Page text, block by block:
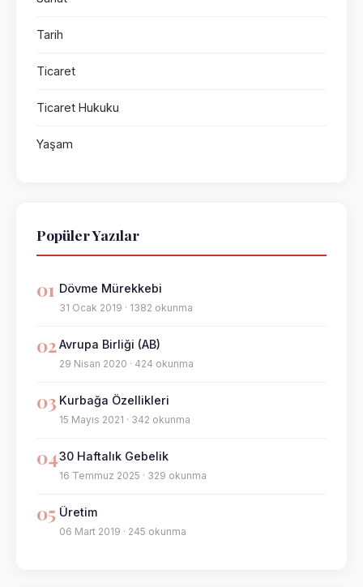
Tarih
Ticaret
Ticaret Hukuku
Yaşam
Popüler Yazılar
01 Dövme Mürekkebi
31 Ocak 2019 · 1382 okunma
02Avrupa Birliği (AB)
29 Nisan 2020 · 424 okunma
03 Kurbağa Özellikleri
15 Mayıs 2021 · 342 okunma
0430 Haftalık Gebelik
16 Temmuz 2025 · 329 okunma
05 Üretim
06 Mart 2019 · 245 okunma